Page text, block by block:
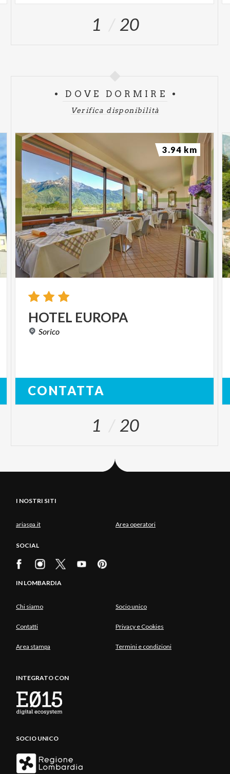
1 20
DOVE DORMIRE
Verifica disponibilità
HOTEL EUROPA
Sorico
CONTATTA
3.94 km
1 20
I NOSTRI SITI
ariaspa.it Area operatori
SOCIAL
IN LOMBARDIA
Chi siamo Socio unico
Contatti Privacy e Cookies
Area stampa Termini e condizioni
INTEGRATO CON
SOCIO UNICO